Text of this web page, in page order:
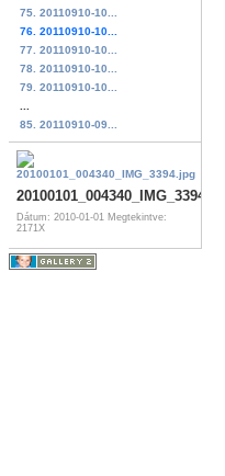
75. 20110910-10...
76. 20110910-10...
77. 20110910-10...
78. 20110910-10...
79. 20110910-10...
85. 20110910-09...
20100101_004340_IMG_3394.jpg
Dátum: 2010-01-01 Megtekintve:
2171X